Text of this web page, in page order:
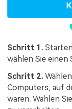
Schritt 1.
wählen Sie einen
Schritt 2.
Computers, auf
waren. Wählen